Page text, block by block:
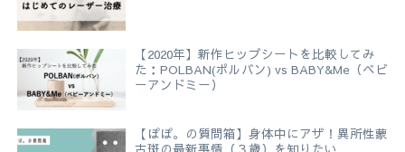
【2020年】新作ヒップシートを比較してみ
た：POLBAN(ポルバン) vs BABY&Me（ベビ
ーアンドミー）
【ぽぽ。の質問箱】身体中にアザ！異所性蒙